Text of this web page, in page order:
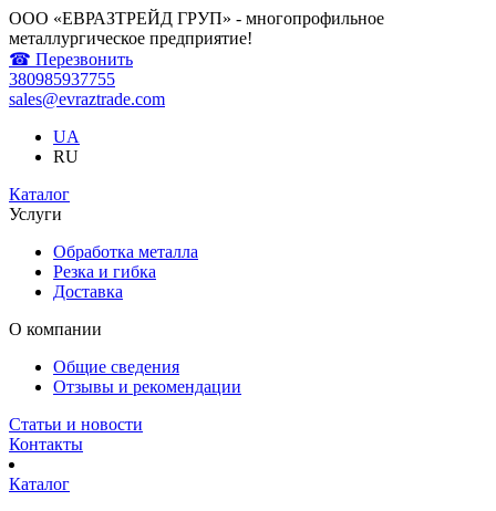
ООО «ЕВРАЗТРЕЙД ГРУП» - многопрофильное
металлургическое предприятие!
☎ Перезвонить
380985937755
sales@evraztrade.com
UA
RU
Каталог
Услуги
Обработка металла
Резка и гибка
Доставка
О компании
Общие сведения
Отзывы и рекомендации
Статьи и новости
Контакты
Каталог